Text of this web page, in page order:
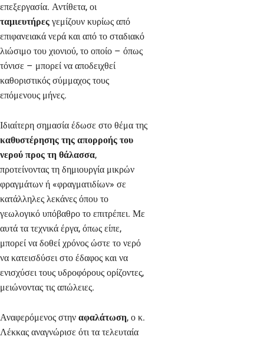
επεξεργασία. Αντίθετα, οι
ταμιευτήρες γεμίζουν κυρίως από
επιφανειακά νερά και από το σταδιακό
λιώσιμο του χιονιού, το οποίο – όπως
τόνισε – μπορεί να αποδειχθεί
καθοριστικός σύμμαχος τους
επόμενους μήνες.
Ιδιαίτερη σημασία έδωσε στο θέμα της
καθυστέρησης της απορροής του
νερού προς τη θάλασσα,
προτείνοντας τη δημιουργία μικρών
φραγμάτων ή «φραγματιδίων» σε
κατάλληλες λεκάνες όπου το
γεωλογικό υπόβαθρο το επιτρέπει. Με
αυτά τα τεχνικά έργα, όπως είπε,
μπορεί να δοθεί χρόνος ώστε το νερό
να κατεισδύσει στο έδαφος και να
ενισχύσει τους υδροφόρους ορίζοντες,
μειώνοντας τις απώλειες.
Αναφερόμενος στην αφαλάτωση, ο κ.
Λέκκας αναγνώρισε ότι τα τελευταία